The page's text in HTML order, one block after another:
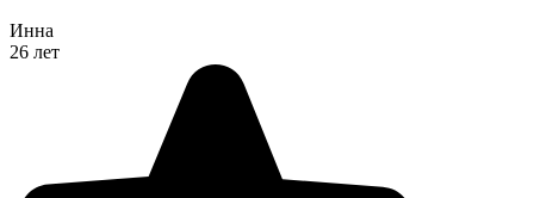
Инна
26 лет